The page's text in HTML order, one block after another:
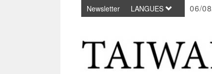
Passer au contenu principal
Newsletter LANGUES 06/